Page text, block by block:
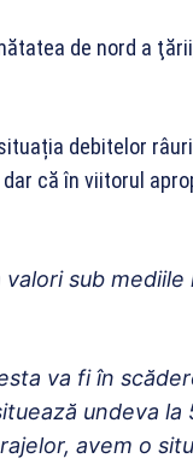
de nord a
debitelor
că în viitorul
sub mediile
va fi în
undeva
avem o